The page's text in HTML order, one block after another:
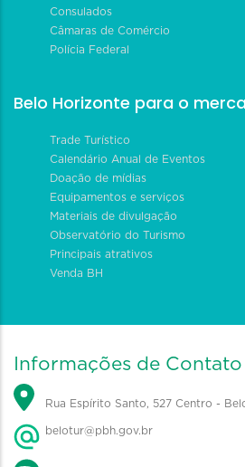
Consulados
Câmaras de Comércio
Polícia Federal
Belo Horizonte para o
Trade Turístico
Calendário Anual de Eventos
Doação de mídias
Equipamentos e serviços
Materiais de divulgação
Observatório do Turismo
Principais atrativos
Venda BH
Informações de Contato
Rua Espírito Santo, 527 Centro -
belotur@pbh.gov.br